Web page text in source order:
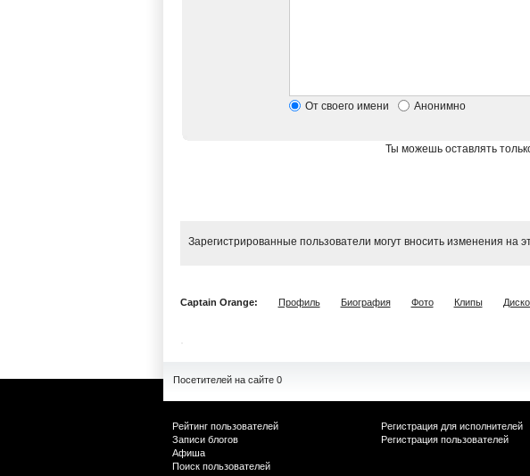
От своего имени Анонимно
Ты можешь оставлять
Зарегистрированные пользователи могут вносить изменения на
Captain Orange: Профиль Биография Фото Клипы
Посетителей на сайте 0
Рейтинг пользователей
Записи блогов
Афиша
Поиск пользователей
Регистрация для исполнителей
Регистрация пользователей